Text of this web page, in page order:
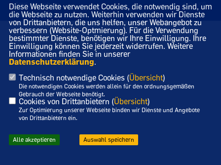
Zetel-Neuenburg
Alle Rechte vorbehalten.
& Co. KG
Diese Webseite verwendet Cookies, die notwendig sind, um
die Webseite zu nutzen. Weiterhin verwenden wir Dienste
von Drittanbietern, die uns helfen, unser Webangebot zu
verbessern (Website-Optmierung). Für die Verwendung
bestimmter Dienste, benötigen wir Ihre Einwilligung. Ihre
Einwilligung können Sie jederzeit widerrufen. Weitere
Informationen finden Sie in unserer
Datenschutzerklärung.
Technisch notwendige Cookies (Übersicht)
Die notwendigen Cookies werden allein für den ordnungsgemäßen
Gebrauch der Webseite benötigt.
Cookies von Drittanbietern (Übersicht)
Zur Optimierung unserer Webseite binden wir Dienste und Angebote
von Drittanbietern ein.
Alle akzeptieren Auswahl speichern